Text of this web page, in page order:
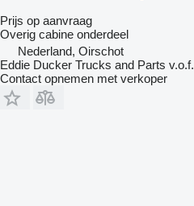
Prijs op aanvraag
Overig cabine onderdeel
Nederland, Oirschot
Eddie Ducker Trucks and Parts v.o.f.
Contact opnemen met verkoper